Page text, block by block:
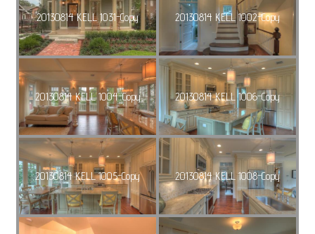
20130814 KELL 1031-Copy 20130814 KELL 1002-Copy
20130814 KELL 1004-Copy 20130814 KELL 1006-Copy
20130814 KELL 1005-Copy 20130814 KELL 1008-Copy